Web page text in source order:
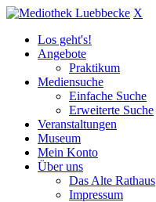
X
Los geht's!
Angebote
Praktikum
Mediensuche
Einfache Suche
Erweiterte Suche
Veranstaltungen
Museum
Mein Konto
Über uns
Das Alte Rathaus
Impressum